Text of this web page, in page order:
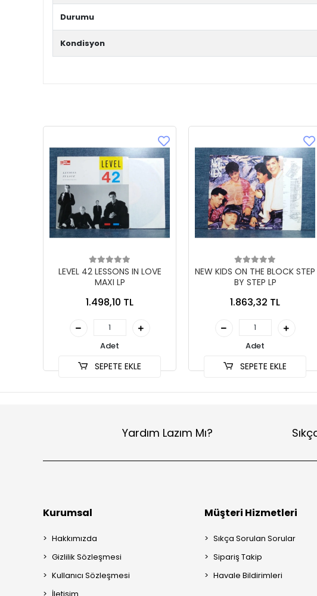
Durumu
Kondisyon
LEVEL 42 LESSONS IN LOVE
MAXI LP
1.498,10 TL
Adet
SEPETE EKLE
NEW KIDS ON THE BLOCK STEP
BY STEP LP
1.863,32 TL
Adet
SEPETE EKLE
Yardım Lazım Mı?
Kurumsal
Hakkımızda
Gizlilik Sözleşmesi
Kullanıcı Sözleşmesi
Müşteri Hizmetleri
Sıkça Sorulan Sorular
Sipariş Takip
Havale Bildirimleri